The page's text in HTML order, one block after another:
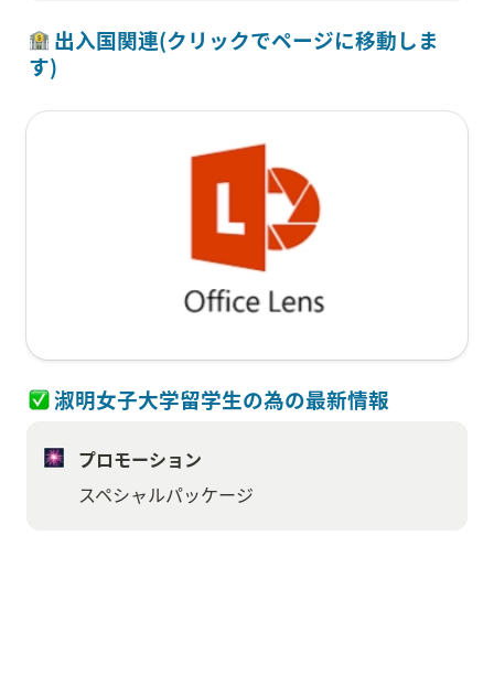
出入国関連(クリックでページに移動しま
す)
淑明女子大学留学生の為の最新情報
プロモーション
スペシャルパッケージ